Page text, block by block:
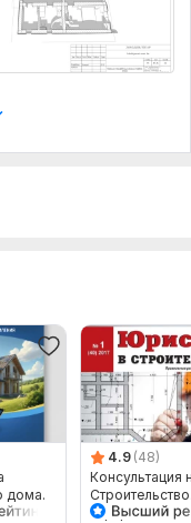
на 92
дома.
4.9 (48)
Консультация
Оформление